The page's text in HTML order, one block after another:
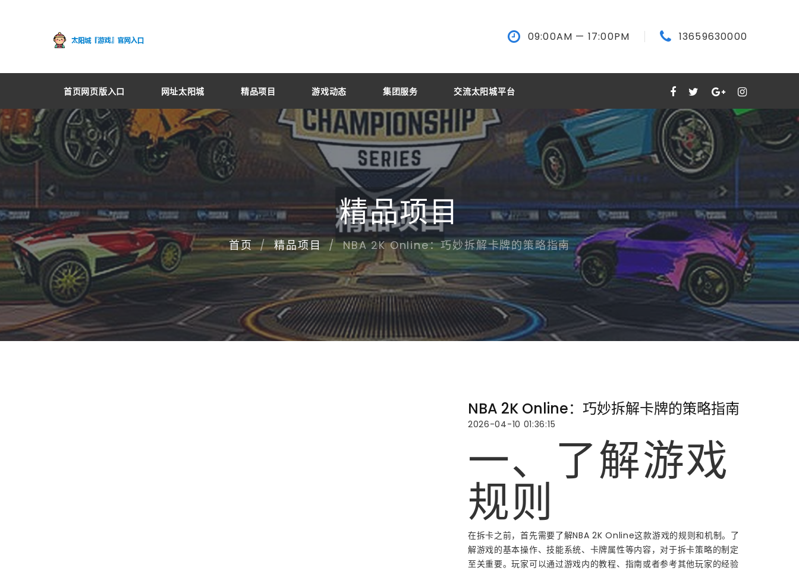
09:00AM — 17:00PM 13659630000
首页网页版入口 网址太阳城 精品项目 游戏动态 集团服务 交流太阳城平台
精品项目
首页 精品项目 NBA 2K Online：巧妙拆解卡牌的策略指南
NBA 2K Online：巧妙拆解卡牌的策略指南
2026-04-10 01:36:15
一、了解游戏
规则
在拆卡之前，首先需要了解NBA 2K Online这款游戏的规则和机制。了
解游戏的基本操作、技能系统、卡牌属性等内容，对于拆卡策略的制定
至关重要。玩家可以通过游戏内的教程、指南或者参考其他玩家的经验